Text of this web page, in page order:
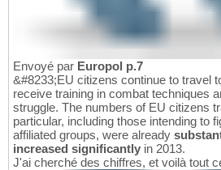
Envoyé par Europol p.7
&#8233;EU citizens continue to travel
receive training in combat techniques
struggle. The numbers of EU citizens
particular, including those intending to
affiliated groups, were already
increased significantly in 2013.
J'ai cherché des chiffres, et voilà tout